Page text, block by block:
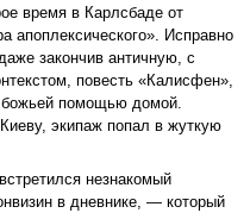
время в Карлсбаде от
апоплексического». Исправно
закончив античную, с
повесть «Калисфен»,
помощью домой.
экипаж попал в жуткую
незнакомый
в дневнике, — который